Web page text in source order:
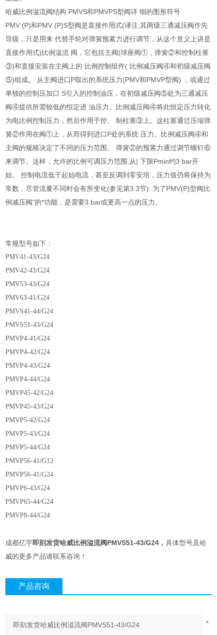
哈威比例溢流阀结构 PMVS和PMVPS型阀详 细的图形符号
PMV (P)和PMV (P)S型阀是直接作用式(译注:其两级三通减压阀作先
导级，只是用来 代替手轮对弹簧预紧力进行调节，从这个意义上讲是
直接作用式)比例溢流 阀，它包括主阀(球座阀①，弹簧②和控制柱塞
③)和直接安装在主阀上的 比例控制组件( 比例减压阀④和初级减压阀
⑤)组成。 从主阀进口P取出的系统压力(PMV和PMVP型阀) ，或通过
单独的控制压加口 S引入的控制油压，在初级减压阀⑤处为三通减压
阀④提供所需较低的恒定进 油压力。比例减压阀④将此恒定压力转化
为电比例控制压力，然后作用于控、 制柱塞③上。这柱塞通过压缩弹
簧②作用在阀①上，从而得到进口P处的系统 压力。比例减压阀④和
主阀的规格决定了不同的压力范围。 弹簧②的预紧力通过调节螺钉⑥
来调节。这样，允许的比例可调压力范围,从| 下限Pmin约3 bar开
始。 控制电流低于起始电流，甚至反调到零安培，压力值仍将保持为
常数，尽管流量不同时会有所变化(参见第3.3节). 为了PMV(P)型阀比
例减压阀"的*功能，是需要3 bar或更高一点的压力。
常规型号如下：
PMV41-43/G24
PMV42-43/G24
PMV53-43/G24
PMV63-41/G24
PMVS41-44/G24
PMVS51-43/G24
PMVP4-41/G24
PMVP4-42/G24
PMVP4-43/G24
PMVP4-44/G24
PMVP45-42/G24
PMVP45-43/G24
PMVP5-42/G24
PMVP5-43/G24
PMVP5-44/G24
PMVP56-41/G12
PMVP56-41/G24
PMVP6-43/G24
PMVP65-44/G24
PMVP8-44/G24
成都亿宇 即刻发货哈威比例溢流阀PMVS51-43/G24 ，具体型号及哈
威的更多产品请联系咨询！
产品咨询